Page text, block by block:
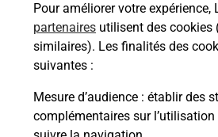
Pour améliorer votre expérience,
partenaires utilisent des cookies
similaires). Les finalités des
suivantes :
Mesure d’audience : établir des
complémentaires sur
S'inscrire au code